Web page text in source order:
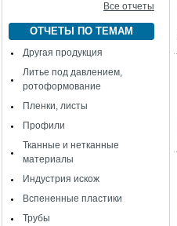
Все отчеты
ОТЧЕТЫ ПО ТЕМАМ
Другая продукция
Литье под давлением,
ротоформование
Пленки, листы
Профили
Тканные и нетканные
материалы
Индустрия искож
Вспененные пластики
Трубы